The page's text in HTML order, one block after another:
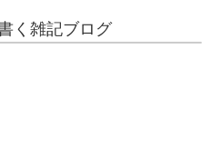
く雑記ブログ